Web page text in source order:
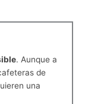
. Aunque a
de
una